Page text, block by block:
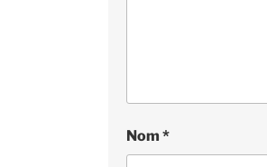
Nom *